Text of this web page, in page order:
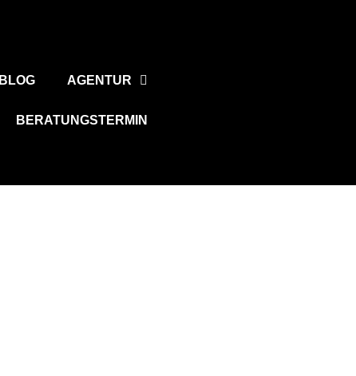
BLOG AGENTUR
BERATUNGSTERMIN